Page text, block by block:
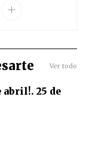
Ver todo
abril!. 25 de